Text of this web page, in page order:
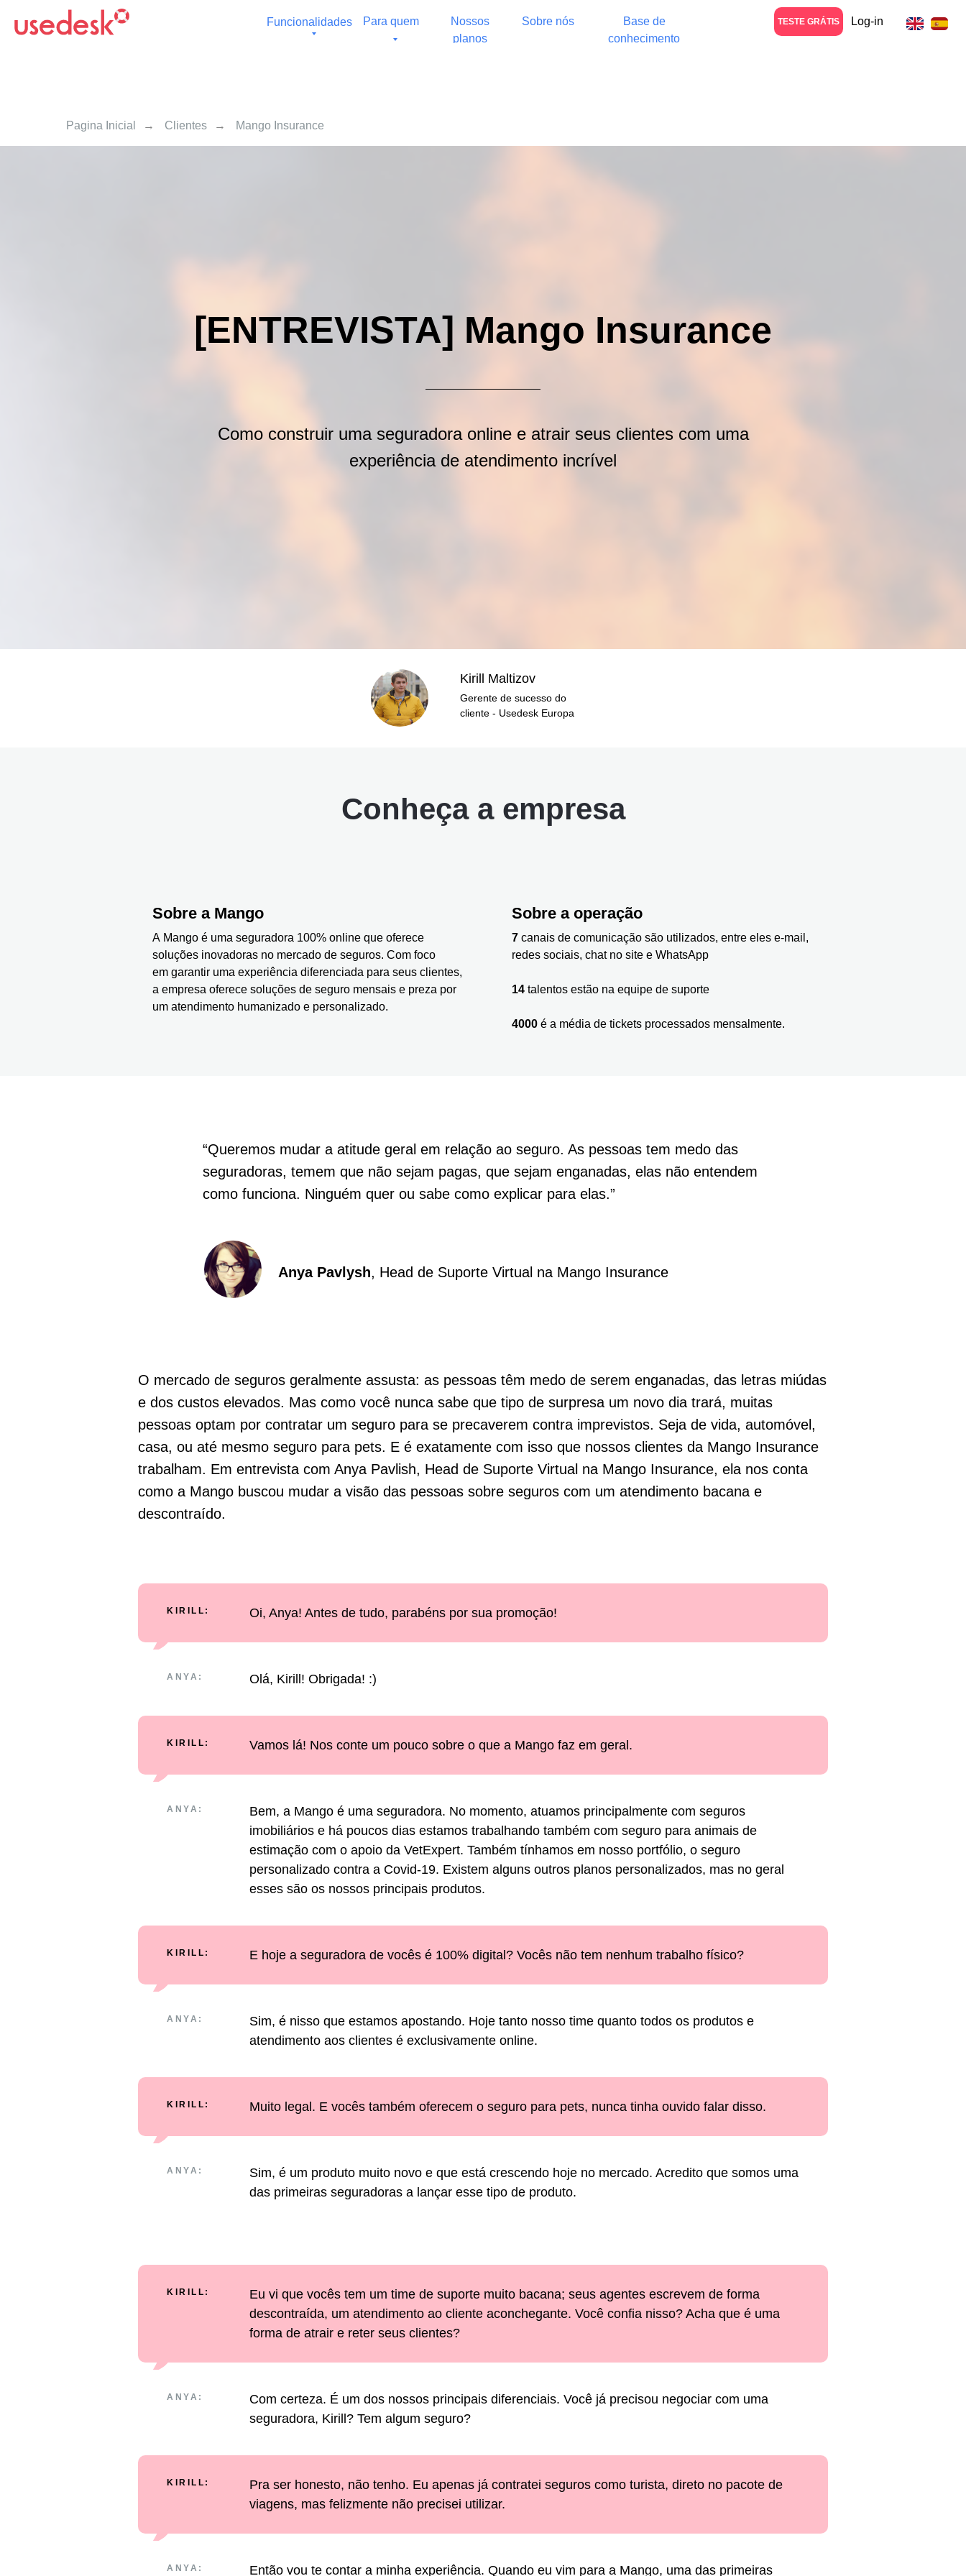
Funcionalidades Para quem
Nossos
planos
Sobre nós
Base de
conhecimento
TESTE GRÁTIS Log-in
Pagina Inicial → Clientes → Mango Insurance
[ENTREVISTA] Mango Insurance
Como construir uma seguradora online e atrair seus clientes com uma
experiência de atendimento incrível
Kirill Maltizov
Gerente de sucesso do
cliente - Usedesk Europa
Conheça a empresa
Sobre a Mango
A Mango é uma seguradora 100% online que oferece
soluções inovadoras no mercado de seguros. Com foco
em garantir uma experiência diferenciada para seus clientes,
a empresa oferece soluções de seguro mensais e preza por
um atendimento humanizado e personalizado.
Sobre a operação
7 canais de comunicação são utilizados, entre eles e-mail,
redes sociais, chat no site e WhatsApp
14 talentos estão na equipe de suporte
4000 é a média de tickets processados mensalmente.
“Queremos mudar a atitude geral em relação ao seguro. As pessoas tem medo das
seguradoras, temem que não sejam pagas, que sejam enganadas, elas não entendem
como funciona. Ninguém quer ou sabe como explicar para elas.”
Anya Pavlysh, Head de Suporte Virtual na Mango Insurance
O mercado de seguros geralmente assusta: as pessoas têm medo de serem enganadas, das letras miúdas
e dos custos elevados. Mas como você nunca sabe que tipo de surpresa um novo dia trará, muitas
pessoas optam por contratar um seguro para se precaverem contra imprevistos. Seja de vida, automóvel,
casa, ou até mesmo seguro para pets. E é exatamente com isso que nossos clientes da Mango Insurance
trabalham. Em entrevista com Anya Pavlish, Head de Suporte Virtual na Mango Insurance, ela nos conta
como a Mango buscou mudar a visão das pessoas sobre seguros com um atendimento bacana e
descontraído.
KIRILL: Oi, Anya! Antes de tudo, parabéns por sua promoção!
ANYA: Olá, Kirill! Obrigada! :)
KIRILL: Vamos lá! Nos conte um pouco sobre o que a Mango faz em geral.
ANYA:
Bem, a Mango é uma seguradora. No momento, atuamos principalmente com seguros
imobiliários e há poucos dias estamos trabalhando também com seguro para animais de
estimação com o apoio da VetExpert. Também tínhamos em nosso portfólio, o seguro
personalizado contra a Covid-19. Existem alguns outros planos personalizados, mas no geral
esses são os nossos principais produtos.
KIRILL: E hoje a seguradora de vocês é 100% digital? Vocês não tem nenhum trabalho físico?
ANYA:
Sim, é nisso que estamos apostando. Hoje tanto nosso time quanto todos os produtos e
atendimento aos clientes é exclusivamente online.
KIRILL: Muito legal. E vocês também oferecem o seguro para pets, nunca tinha ouvido falar disso.
ANYA:
Sim, é um produto muito novo e que está crescendo hoje no mercado. Acredito que somos uma
das primeiras seguradoras a lançar esse tipo de produto.
KIRILL:
Eu vi que vocês tem um time de suporte muito bacana; seus agentes escrevem de forma
descontraída, um atendimento ao cliente aconchegante. Você confia nisso? Acha que é uma
forma de atrair e reter seus clientes?
ANYA:
Com certeza. É um dos nossos principais diferenciais. Você já precisou negociar com uma
seguradora, Kirill? Tem algum seguro?
KIRILL:
Pra ser honesto, não tenho. Eu apenas já contratei seguros como turista, direto no pacote de
viagens, mas felizmente não precisei utilizar.
ANYA: Então vou te contar a minha experiência. Quando eu vim para a Mango, uma das primeiras